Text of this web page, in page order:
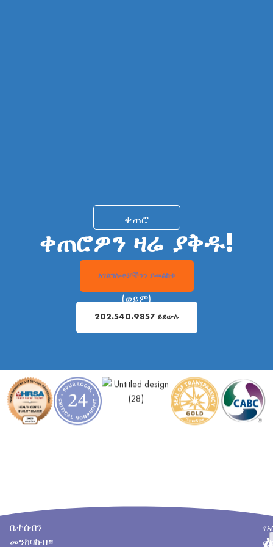
ቀጠሮ
ቀጠሮዎን ዛሬ ያቅዱ!
አገልግሎቶቻችንን ይመልከቱ
(ወይም)
202.540.9857 ይደውሉ
ቤተሰብን
መንከባከብ።